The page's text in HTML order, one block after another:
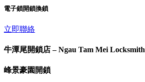
電子鎖開鎖換鎖
立即聯絡
牛潭尾開鎖店 – Ngau Tam Mei Locksmith
峰景豪園開鎖